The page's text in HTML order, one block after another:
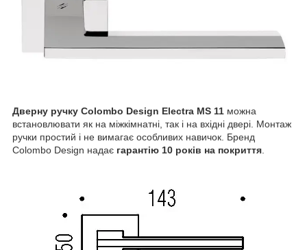
Дверну ручку Colombo Design Electra MS 11 можна
встановлювати як на міжкімнатні, так і на вхідні двері. Монтаж
ручки простий і не вимагає особливих навичок. Бренд
Colombo Design надає гарантію 10 років на покриття